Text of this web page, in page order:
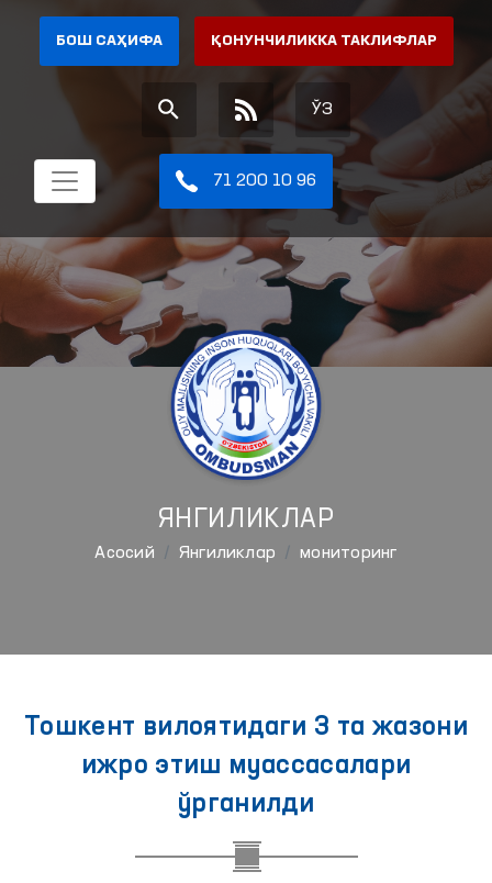
БОШ САҲИФА ҚОНУНЧИЛИККА ТАКЛИФЛАР
ЎЗ
71 200 10 96
ЯНГИЛИКЛАР
Aсосий Янгиликлар мониторинг
Тошкент вилоятидаги 3 та жазони
ижро этиш муассасалари
ўрганилди